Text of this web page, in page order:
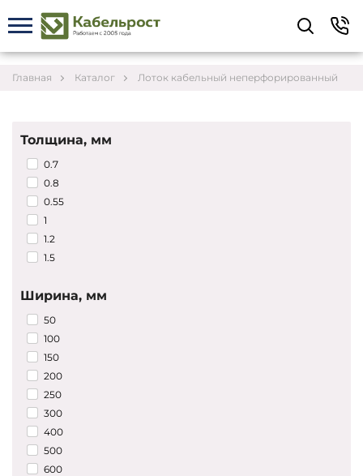
Главная Каталог Лоток кабельный неперфорированный
Толщина, мм
0.7
0.8
0.55
1
1.2
1.5
Ширина, мм
50
100
150
200
250
300
400
500
600
Укажите контакты для связи и требования к
заказу – предложим лучшие варианты по цене,
согласуем сроки и подберём доставку.
Соглашаюсь на обработку персональных данных